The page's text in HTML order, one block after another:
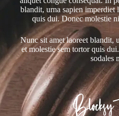
blandit, urna sapien imperdiet
quis dui. Donec molestie
Nunc sit amet laoreet blandit,
et molestie sem tortor quis
sodales